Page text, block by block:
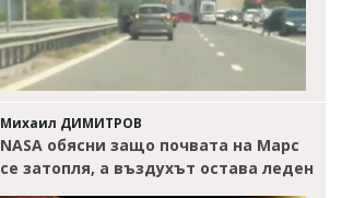
Михаил ДИМИТРОВ
NASA обясни защо почвата на Марс
се затопля, а въздухът остава леден